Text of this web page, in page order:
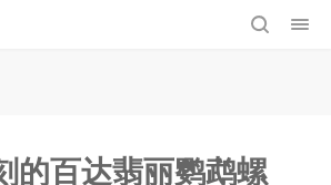
的百达翡丽鹦鹉螺